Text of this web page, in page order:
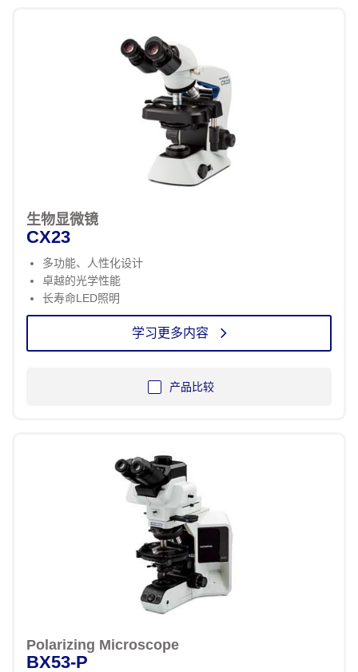
生物显微镜
CX23
多功能、人性化设计
卓越的光学性能
长寿命LED照明
学习更多内容
产品比较
Polarizing Microscope
BX53-P